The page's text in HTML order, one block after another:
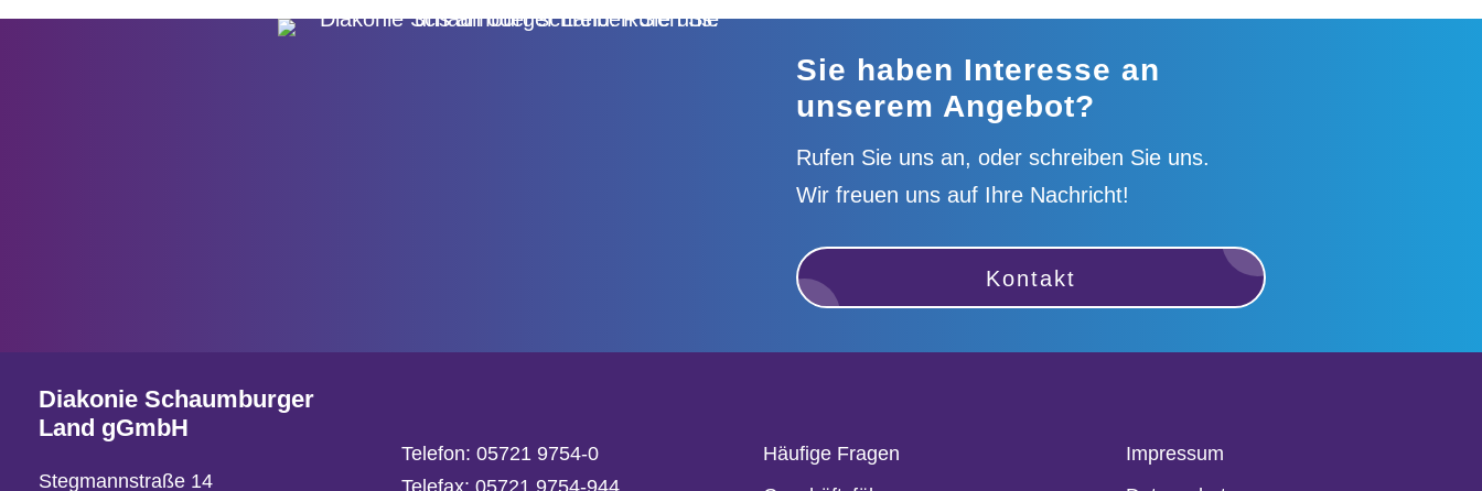
Sie haben Interesse an
unserem Angebot?
Rufen Sie uns an, oder schreiben Sie uns.
Wir freuen uns auf Ihre Nachricht!
Kontakt
Diakonie Schaumburger
Land gGmbH
Stegmannstraße 14
Telefon: 05721 9754-0
Telefax: 05721 9754-944
Häufige Fragen
Impressum